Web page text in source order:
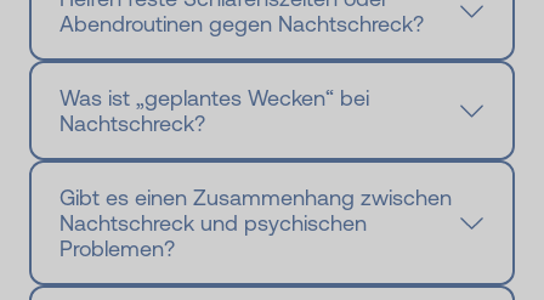
Abendroutinen gegen Nachtschreck?
Was ist „geplantes Wecken“ bei
Nachtschreck?
Gibt es einen Zusammenhang zwischen
Nachtschreck und psychischen
Problemen?